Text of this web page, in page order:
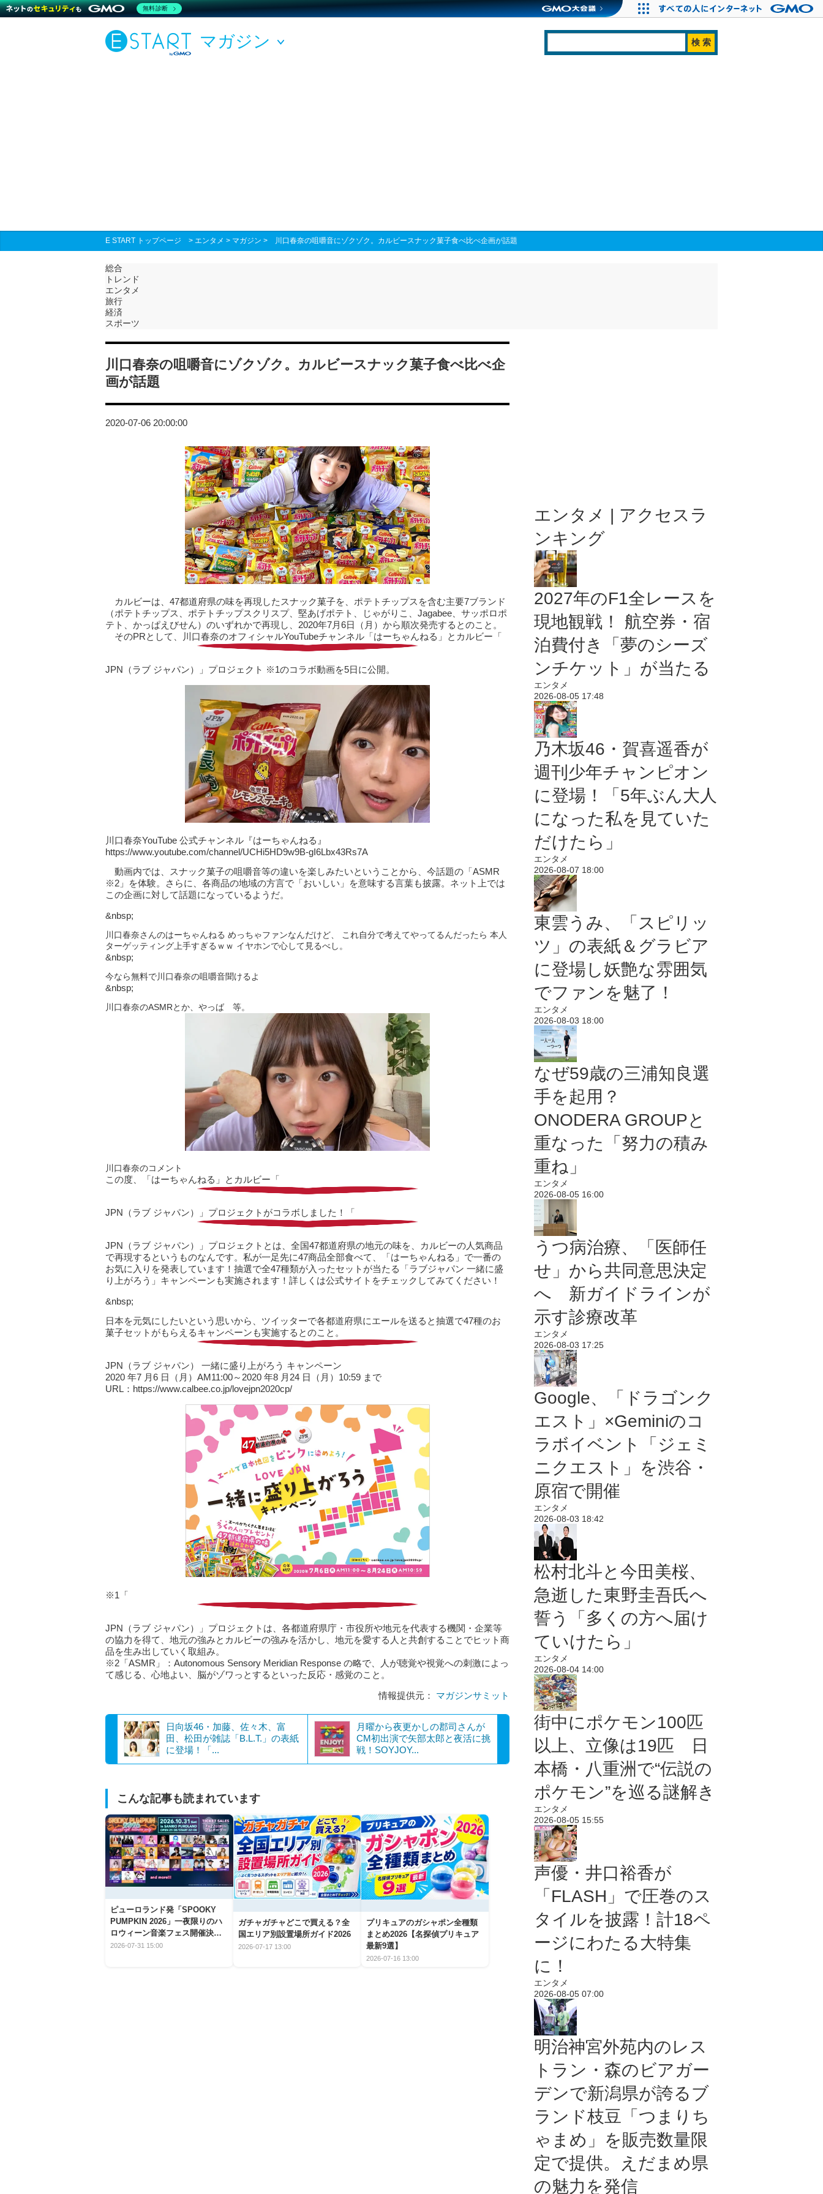
マガジン
E START トップページ > エンタメ > マガジン > 川口春奈の咀嚼音にゾクゾク。カルビースナック菓子食べ比べ企画が話題
総合
トレンド
エンタメ
旅行
経済
スポーツ
川口春奈の咀嚼音にゾクゾク。カルビースナック菓子食べ比べ企
画が話題
2020-07-06 20:00:00
カルビーは、47都道府県の味を再現したスナック菓子を、ポテトチップスを含む主要7ブランド
（ポテトチップス、ポテトチップスクリスプ、堅あげポテト、じゃがりこ、Jagabee、サッポロポ
テト、かっぱえびせん）のいずれかで再現し、2020年7月6日（月）から順次発売するとのこと。
そのPRとして、川口春奈のオフィシャルYouTubeチャンネル「はーちゃんねる」とカルビー「
JPN（ラブ ジャパン）」プロジェクト ※1のコラボ動画を5日に公開。
川口春奈YouTube 公式チャンネル『はーちゃんねる』
https://www.youtube.com/channel/UCHi5HD9w9B-gI6Lbx43Rs7A
動画内では、スナック菓子の咀嚼音等の違いを楽しみたいということから、今話題の「ASMR
※2」を体験。さらに、各商品の地域の方言で「おいしい」を意味する言葉も披露。ネット上では
この企画に対して話題になっているようだ。
&nbsp;
川口春奈さんのはーちゃんねる めっちゃファンなんだけど、 これ自分で考えてやってるんだったら 本人
ターゲッティング上手すぎるｗｗ イヤホンで心して見るべし。
&nbsp;
今なら無料で川口春奈の咀嚼音聞けるよ
&nbsp;
川口春奈のASMRとか、やっば 等。
川口春奈のコメント
この度、「はーちゃんねる」とカルビー「
JPN（ラブ ジャパン）」プロジェクトがコラボしました！「
JPN（ラブ ジャパン）」プロジェクトとは、全国47都道府県の地元の味を、カルビーの人気商品
で再現するというものなんです。私が一足先に47商品全部食べて、「はーちゃんねる」で一番の
お気に入りを発表しています！抽選で全47種類が入ったセットが当たる「ラブジャパン 一緒に盛
り上がろう」キャンペーンも実施されます！詳しくは公式サイトをチェックしてみてください！
&nbsp;
日本を元気にしたいという思いから、ツイッターで各都道府県にエールを送ると抽選で47種のお
菓子セットがもらえるキャンペーンも実施するとのこと。
JPN（ラブ ジャパン） 一緒に盛り上がろう キャンペーン
2020 年7 月6 日（月）AM11:00～2020 年8 月24 日（月）10:59 まで
URL：https://www.calbee.co.jp/lovejpn2020cp/
※1「
JPN（ラブ ジャパン）」プロジェクトは、各都道府県庁・市役所や地元を代表する機関・企業等
の協力を得て、地元の強みとカルビーの強みを活かし、地元を愛する人と共創することでヒット商
品を生み出していく取組み。
※2「ASMR」：Autonomous Sensory Meridian Response の略で、人が聴覚や視覚への刺激によっ
て感じる、心地よい、脳がゾワっとするといった反応・感覚のこと。
情報提供元： マガジンサミット
日向坂46・加藤、佐々木、富
田、松田が雑誌「B.L.T.」の表紙
に登場！「...
月曜から夜更かしの郡司さんが
CM初出演で矢部太郎と夜活に挑
戦！SOYJOY...
こんな記事も読まれています
ピューロランド発「SPOOKY
PUMPKIN 2026」一夜限りのハ
ロウィーン音楽フェス開催決
定！
2026-07-31 15:00
ガチャガチャどこで買える？全
国エリア別設置場所ガイド2026
2026-07-17 13:00
プリキュアのガシャポン全種類
まとめ2026【名探偵プリキュア
最新9選】
2026-07-16 13:00
エンタメ | アクセスラ
ンキング
2027年のF1全レースを
現地観戦！ 航空券・宿
泊費付き「夢のシーズ
ンチケット」が当たる
エンタメ
2026-08-05 17:48
乃木坂46・賀喜遥香が
週刊少年チャンピオン
に登場！「5年ぶん大人
になった私を見ていた
だけたら」
エンタメ
2026-08-07 18:00
東雲うみ、「スピリッ
ツ」の表紙＆グラビア
に登場し妖艶な雰囲気
でファンを魅了！
エンタメ
2026-08-03 18:00
なぜ59歳の三浦知良選
手を起用？
ONODERA GROUPと
重なった「努力の積み
重ね」
エンタメ
2026-08-05 16:00
うつ病治療、「医師任
せ」から共同意思決定
へ 新ガイドラインが
示す診療改革
エンタメ
2026-08-03 17:25
Google、「ドラゴンク
エスト」×Geminiのコ
ラボイベント「ジェミ
ニクエスト」を渋谷・
原宿で開催
エンタメ
2026-08-03 18:42
松村北斗と今田美桜、
急逝した東野圭吾氏へ
誓う「多くの方へ届け
ていけたら」
エンタメ
2026-08-04 14:00
街中にポケモン100匹
以上、立像は19匹 日
本橋・八重洲で“伝説の
ポケモン”を巡る謎解き
エンタメ
2026-08-05 15:55
声優・井口裕香が
「FLASH」で圧巻のス
タイルを披露！計18ペ
ージにわたる大特集
に！
エンタメ
2026-08-05 07:00
明治神宮外苑内のレス
トラン・森のビアガー
デンで新潟県が誇るブ
ランド枝豆「つまりち
ゃまめ」を販売数量限
定で提供。えだまめ県
の魅力を発信
無料診断